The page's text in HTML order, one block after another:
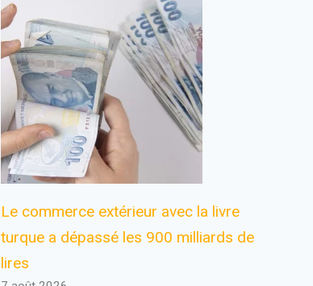
Le commerce extérieur avec la livre
turque a dépassé les 900 milliards de
lires